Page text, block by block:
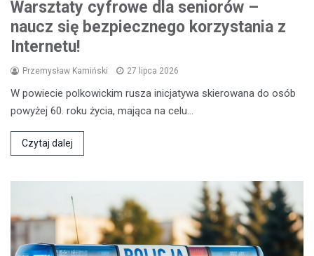
Warsztaty cyfrowe dla seniorów –
naucz się bezpiecznego korzystania z
Internetu!
Przemysław Kamiński 27 lipca 2026
W powiecie polkowickim rusza inicjatywa skierowana do osób
powyżej 60. roku życia, mająca na celu…
Czytaj dalej